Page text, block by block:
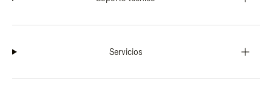
Servicios